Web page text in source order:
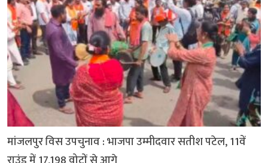
मांजलपुर विस उपचुनाव : भाजपा उम्मीदवार सतीश पटेल, 11वें